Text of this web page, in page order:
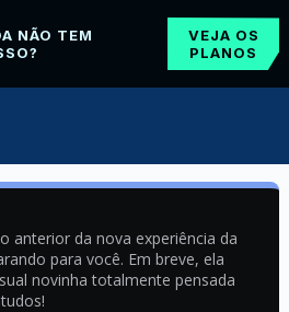
NÃO TEM
VEJA OS
PLANOS
anterior da nova experiência da
para você. Em breve, ela
novinha totalmente pensada